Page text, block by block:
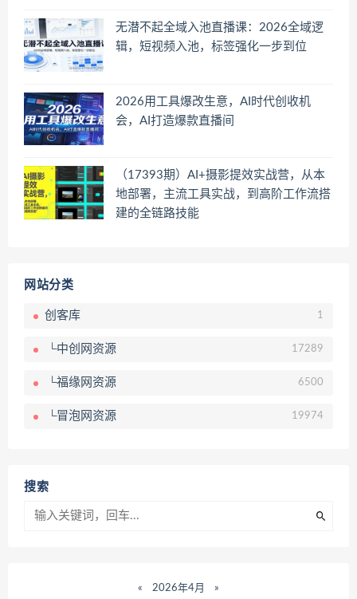
无潜不起全域入池直播课：2026全域逻
辑，短视频入池，标签强化一步到位
2026用工具爆改生意，AI时代创收机
会，AI打造爆款直播间
（17393期）AI+摄影提效实战营，从本
地部署，主流工具实战，到高阶工作流搭
建的全链路技能
网站分类
创客库 1
└中创网资源 17289
└福缘网资源 6500
└冒泡网资源 19974
搜索
« 2026年4月 »